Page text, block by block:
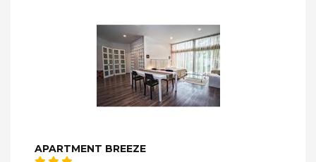
APARTMENT BREEZE